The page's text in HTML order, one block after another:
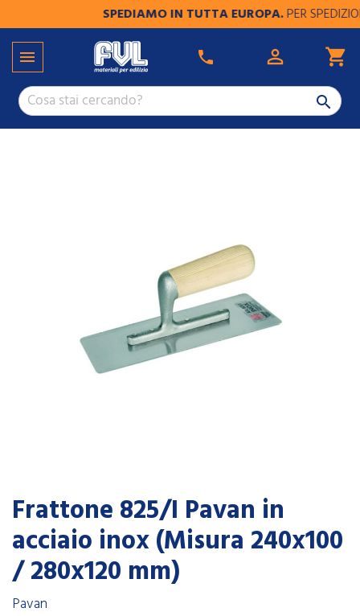
SPEDIAMO IN TUTTA EUROPA.PER SPEDIZIONI


phone  shopping_cart
Frattone 825/I Pavan in
acciaio inox (Misura 240x100
/ 280x120 mm)
Pavan